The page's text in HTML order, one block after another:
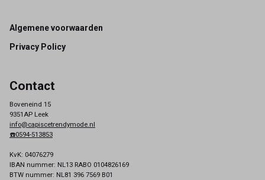
Footer
Algemene voorwaarden
Privacy Policy
Contact
Boveneind 15
9351AP Leek
info@capiscetrendymode.nl
☎️0594-513853
KvK: 04076279
IBAN nummer: NL13 RABO 0104826169
BTW nummer: NL81 396 7569 B01